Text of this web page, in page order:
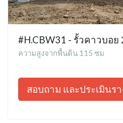
#H.CBW31 - รั้วคาวบอ
ความสูงจากพื้นดิน 115 ซม
สอบถาม และประเมินร